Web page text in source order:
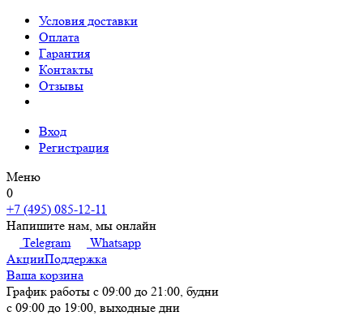
Условия доставки
Оплата
Гарантия
Контакты
Отзывы
Вход
Регистрация
Меню
0
+7 (495) 085-12-11
Напишите нам, мы онлайн
Telegram
Whatsapp
АкцииПоддержка
Ваша корзина
График работы с 09:00 до 21:00, будни
с 09:00 до 19:00, выходные дни